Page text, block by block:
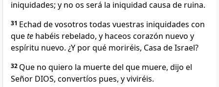
iniquidades; y no os será la iniquidad causa de ruina.
31 Echad de vosotros todas vuestras iniquidades con
quete habéis rebelado, y haceos corazón nuevo y
espíritu nuevo. ¿Y por qué moriréis, Casa de Israel?
32 Que no quiero la muerte del que muere, dijo el
Señor DIOS, convertíos pues, y viviréis.